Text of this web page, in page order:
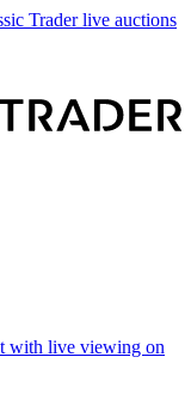
Trader live auctions
with live viewing on